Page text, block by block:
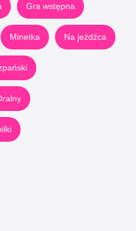
Gra wstępna
Minetka Na jeźdźca